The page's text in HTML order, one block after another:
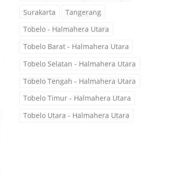
Surakarta
Tangerang
Tobelo - Halmahera Utara
Tobelo Barat - Halmahera Utara
Tobelo Selatan - Halmahera Utara
Tobelo Tengah - Halmahera Utara
Tobelo Timur - Halmahera Utara
Tobelo Utara - Halmahera Utara